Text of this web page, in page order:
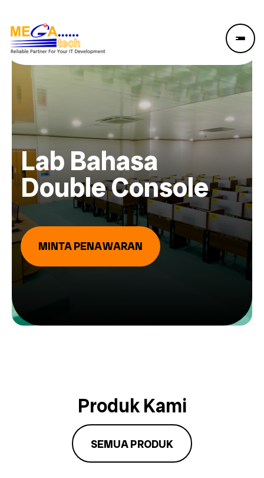
Lab Bahasa
Double Console
MINTA PENAWARAN
Produk Kami
SEMUA PRODUK